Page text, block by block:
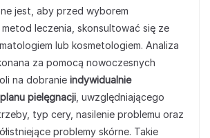
jest, aby przed wyborem
leczenia, skonsultować się ze
lub kosmetologiem. Analiza
za pomocą nowoczesnych
na dobranie indywidualnie
pielęgnacji , uwzględniającego
typ cery, nasilenie problemu oraz
problemy skórne. Takie